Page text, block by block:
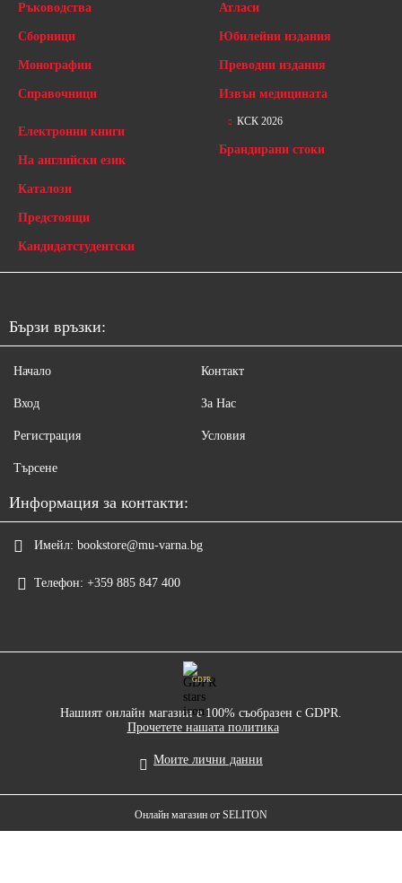
Ръководства
Сборници
Монографии
Справочници
Атласи
Юбилейни издания
Преводни издания
Извън медицината
Електронни книги
На английски език
Каталози
Предстоящи
Кандидатстудентски
КСК 2026
Брандирани стоки
Бързи връзки:
Начало
Вход
Регистрация
Търсене
Контакт
За Нас
Условия
Информация за контакти:
Имейл: bookstore@mu-varna.bg
Телефон: +359 885 847 400
GDPR
Нашият онлайн магазин е 100% съобразен с GDPR.
Прочетете нашата политика
Моите лични данни
Онлайн магазин от SELITON